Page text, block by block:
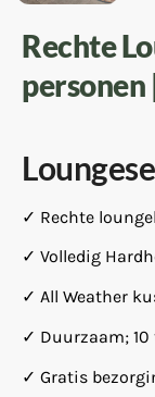
Rechte
personen
✓ Rechte
✓ Volledig
✓ All Weather
✓ Duurzaam;
✓ Gratis